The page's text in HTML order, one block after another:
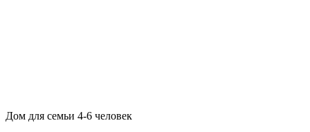
Дом для семьи 4-6 человек